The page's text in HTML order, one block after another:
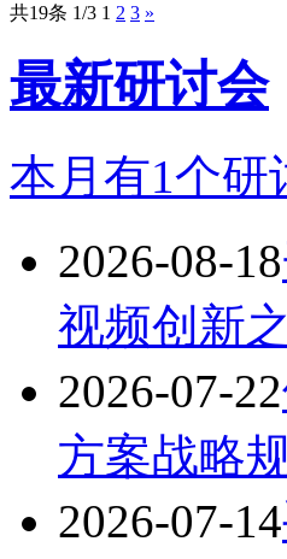
共19条 1/3 1 2 3 »
最新研讨会
本月有1个研
2026-08-18
视频创新
2026-07-22
方案战略
2026-07-14